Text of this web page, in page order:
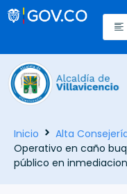
Inicio
Alta
Operativo en caño
público en